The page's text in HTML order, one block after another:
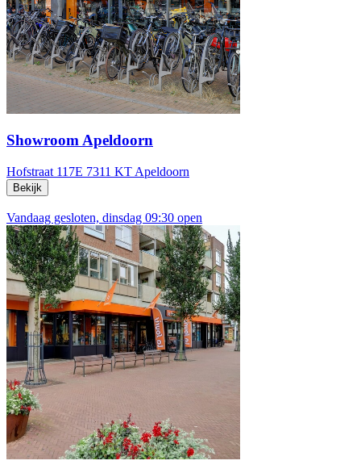
Showroom Apeldoorn
Hofstraat 117E 7311 KT Apeldoorn
Bekijk
Vandaag gesloten, dinsdag 09:30 open